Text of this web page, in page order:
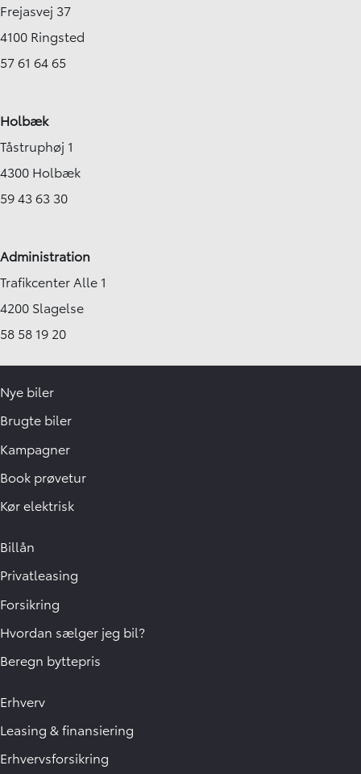
Frejasvej 37
4100 Ringsted
57 61 64 65
Holbæk
Tåstruphøj 1
4300 Holbæk
59 43 63 30
Administration
Trafikcenter Alle 1
4200 Slagelse
58 58 19 20
Nye biler
Brugte biler
Kampagner
Book prøvetur
Kør elektrisk
Billån
Privatleasing
Forsikring
Hvordan sælger jeg bil?
Beregn byttepris
Erhverv
Leasing & finansiering
Erhvervsforsikring